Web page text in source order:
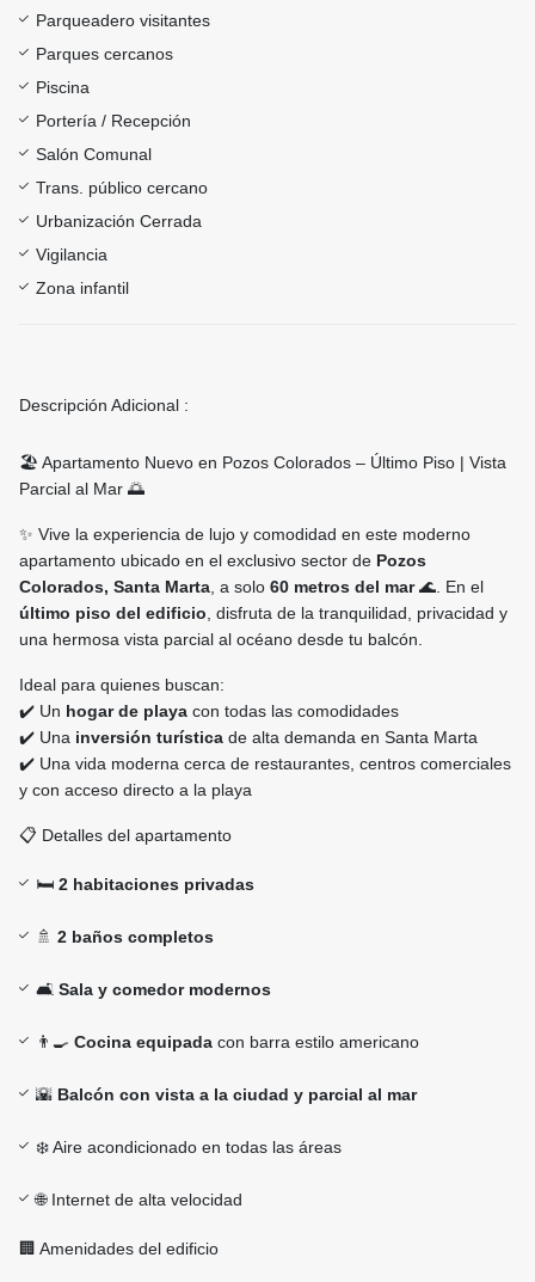
Parqueadero visitantes
Parques cercanos
Piscina
Portería / Recepción
Salón Comunal
Trans. público cercano
Urbanización Cerrada
Vigilancia
Zona infantil
Descripción Adicional :
🏖️ Apartamento Nuevo en Pozos Colorados – Último Piso | Vista
Parcial al Mar 🌅
✨ Vive la experiencia de lujo y comodidad en este moderno
apartamento ubicado en el exclusivo sector de Pozos
Colorados, Santa Marta , a solo 60 metros del mar🌊. En el
último piso del edificio , disfruta de la tranquilidad, privacidad y
una hermosa vista parcial al océano desde tu balcón.
Ideal para quienes buscan:
✔️ Un hogar de playa con todas las comodidades
✔️ Una inversión turística de alta demanda en Santa Marta
✔️ Una vida moderna cerca de restaurantes, centros comerciales
y con acceso directo a la playa
📋 Detalles del apartamento
🛏️ 2 habitaciones privadas
🚿 2 baños completos
🛋️ Sala y comedor modernos
👨‍🍳 Cocina equipada con barra estilo americano
🌇 Balcón con vista a la ciudad y parcial al mar
❄️ Aire acondicionado en todas las áreas
🌐 Internet de alta velocidad
🏢 Amenidades del edificio